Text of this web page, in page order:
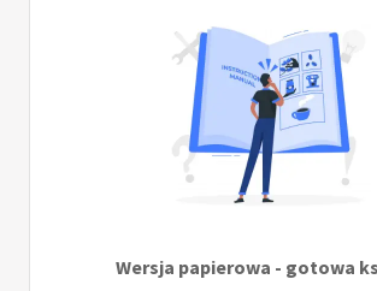
Wersja papierowa - gotowa